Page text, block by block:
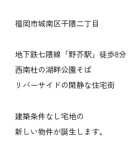
福岡市城南区干隈二丁目
地下鉄七隈線「野芥駅」徒歩8分
西南杜の湖畔公園そば
リバーサイドの閑静な住宅街
建築条件なし宅地の
新しい物件が誕生します。